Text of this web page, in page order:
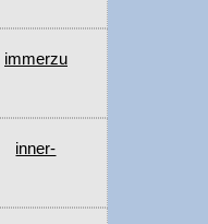
immerzu
inner-